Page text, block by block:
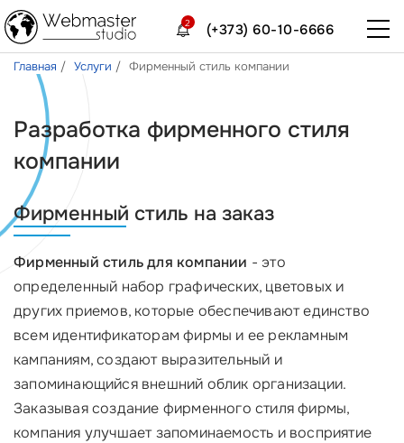
(+373) 60-10-6666
2
Главная Услуги Фирменный стиль компании
Разработка фирменного стиля
компании
Фирменный стиль на заказ
Фирменный стиль для компании - это
определенный набор графических, цветовых и
других приемов, которые обеспечивают единство
всем идентификаторам фирмы и ее рекламным
кампаниям, создают выразительный и
запоминающийся внешний облик организации.
Заказывая создание фирменного стиля фирмы,
компания улучшает запоминаемость и восприятие